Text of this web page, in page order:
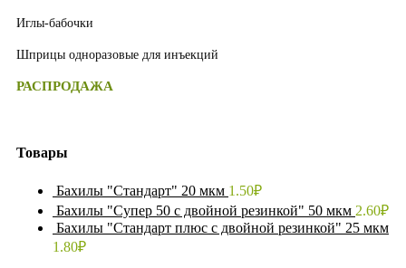
Иглы-бабочки
Шприцы одноразовые для инъекций
РАСПРОДАЖА
Товары
Бахилы "Стандарт" 20 мкм 1.50₽
Бахилы "Супер 50 с двойной резинкой" 50 мкм 2.60₽
Бахилы "Стандарт плюс с двойной резинкой" 25 мкм
1.80₽